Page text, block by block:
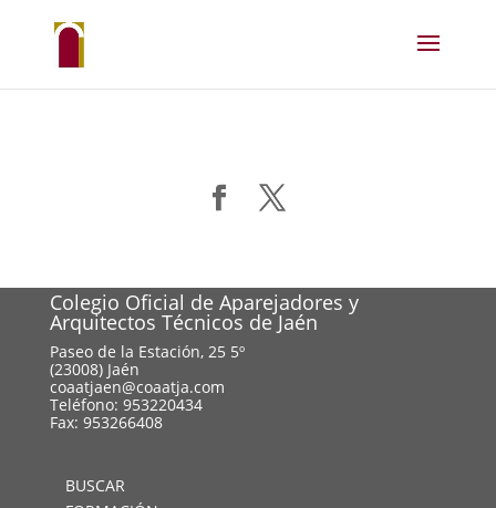
Colegio Oficial de Aparejadores y
Arquitectos Técnicos de Jaén
Paseo de la Estación, 25 5º
(23008) Jaén
coaatjaen@coaatja.com
Teléfono: 953220434
Fax: 953266408
BUSCAR